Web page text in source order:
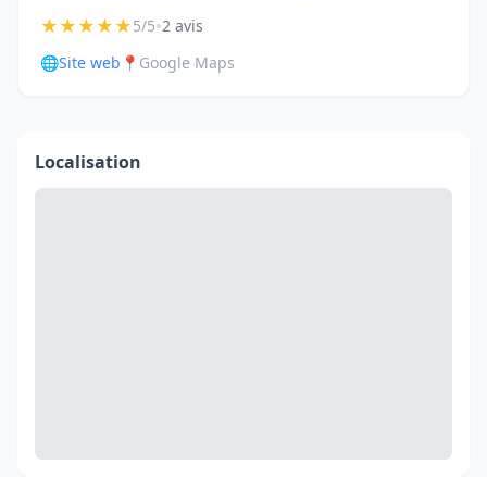
★★★★★5/5•2 avis
🌐Site web 📍 Google Maps
Localisation